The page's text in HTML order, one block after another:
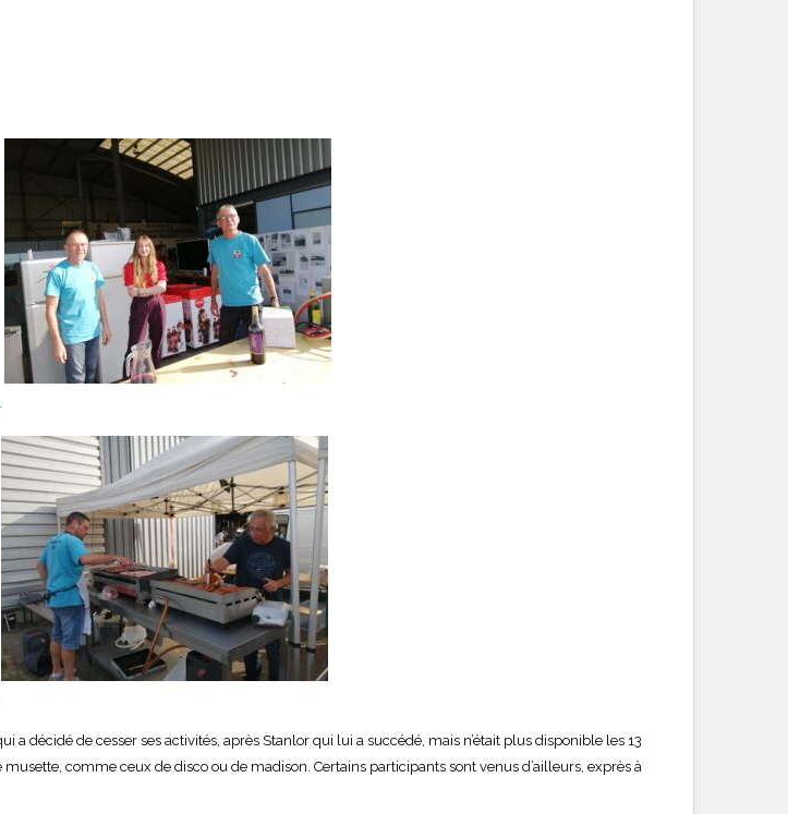
décidé de cesser ses activités, après Stanlor qui lui a succédé, mais n’était plus disponible les 13
comme ceux de disco ou de madison. Certains participants sont venus d’ailleurs, exprès à